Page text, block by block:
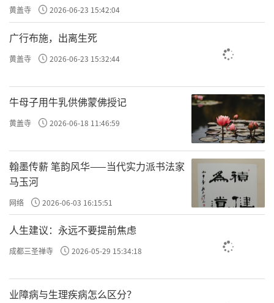
吉藏说：“破邪则下拯沉沦，显正则上弘
大法”，破邪是为了拯救沉沦众生，显正是为
了弘扬大乘佛法。三论宗认为凡夫众生有种种
去四双八类，病入膏肓，沉疴日久，慧命垂
危。所以三论宗师应病与药，依《中论》“不
生亦不灭，不常亦不断，不一亦不异，不来亦
不去”八不偈之意，对生灭常断一异来去予以
否定，令诸众生离开这八种偏见，以悟入空有
不二的中道，这就是“破邪显正”的思想。宇
宙万物刹那生灭变化，诸行无常、诸法无我。
但凡夫众生却认为这些都是常住不变的，执著
钻营，贪著财色名食睡，造下种种恶业，流转
现象，就生起了邪知邪见。佛法引导众生体怔
黄盖寺 2026-06-23 15:42:04
广行布施，出离生死
黄盖寺 2026-06-23 15:32:44
牛母子用牛乳供佛蒙佛授记
黄盖寺 2026-06-18 11:46:59
翰墨传薪 笔韵风华——当代实力派书法家
马玉河
网络 2026-06-03 16:15:51
人生建议：永远不要提前焦虑
成都三圣禅寺 2026-05-29 15:34:18
业障病与生理疾病怎么区分？